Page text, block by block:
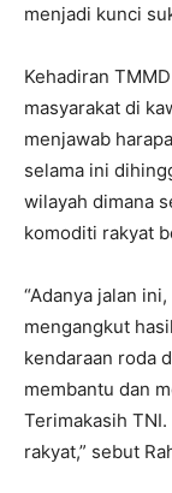
menjadi kunci
Kehadiran
masyarakat di
menjawab
selama ini
wilayah dimana
komoditi rakyat
“Adanya jalan
mengangkut
kendaraan roda
membantu dan
Terimakasih
rakyat,” sebut